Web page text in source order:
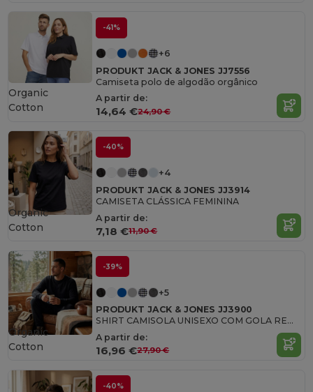
-41%
+6
PRODUKT JACK & JONES JJ7556
Camiseta polo de algodão orgânico
A partir de:
14,64 €24,90 €
Organic
Cotton
-40%
+4
PRODUKT JACK & JONES JJ3914
CAMISETA CLÁSSICA FEMININA
A partir de:
7,18 €11,90 €
Organic
Cotton
-39%
+5
PRODUKT JACK & JONES JJ3900
SHIRT CAMISOLA UNISEXO COM GOLA REDONDA
A partir de:
16,96 €27,90 €
Organic
Cotton
-40%